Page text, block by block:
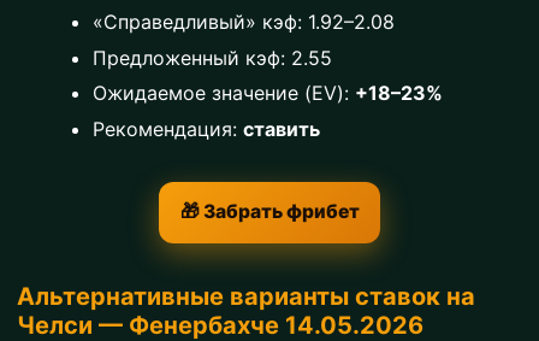
«Справедливый» кэф: 1.92–2.08
Предложенный кэф: 2.55
Ожидаемое значение (EV): +18–23%
Рекомендация: ставить
🎁 Забрать фрибет
Альтернативные варианты ставок на
Челси — Фенербахче 14.05.2026